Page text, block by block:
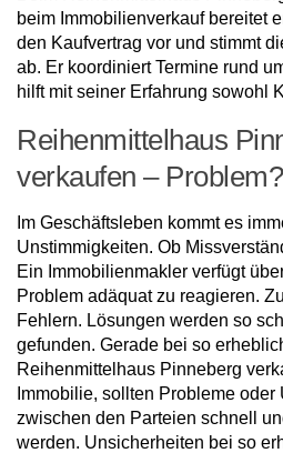
beim Immobilienverkauf bereitet
den Kaufvertrag vor und stimmt
ab. Er koordiniert Termine rund
hilft mit seiner Erfahrung sowohl
Reihenmittelhaus
verkaufen –
Im Geschäftsleben kommt es
Unstimmigkeiten. Ob
Ein Immobilienmakler verfügt
Problem adäquat zu reagieren.
Fehlern. Lösungen werden so
gefunden. Gerade bei so
Reihenmittelhaus Pinneberg
Immobilie, sollten Probleme oder
zwischen den Parteien schnell
werden. Unsicherheiten bei so